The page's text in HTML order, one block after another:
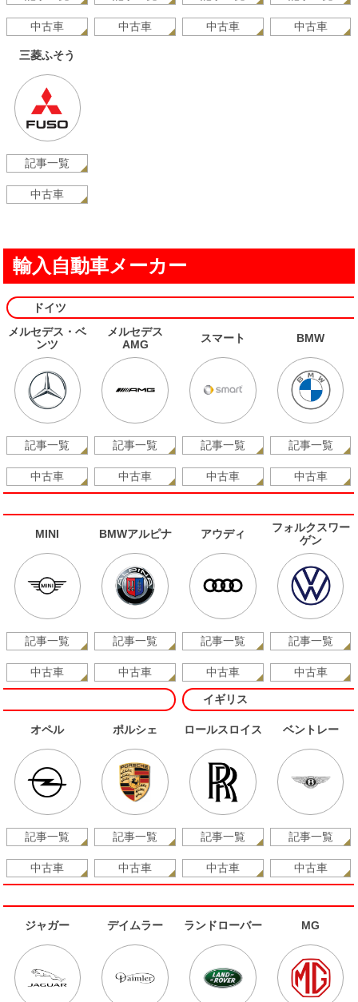
中古車 中古車 中古車 中古車
三菱ふそう
記事一覧
中古車
輸入自動車メーカー
ドイツ
メルセデス・ベ
ンツ
記事一覧
中古車
メルセデス
AMG
記事一覧
中古車
スマート
記事一覧
中古車
BMW
記事一覧
中古車
MINI
記事一覧
中古車
BMWアルピナ
記事一覧
中古車
アウディ
記事一覧
中古車
フォルクスワー
ゲン
記事一覧
中古車
オペル
記事一覧
中古車
ポルシェ
記事一覧
中古車
イギリス
ロールスロイス
記事一覧
中古車
ベントレー
記事一覧
中古車
ジャガー デイムラー ランドローバー MG